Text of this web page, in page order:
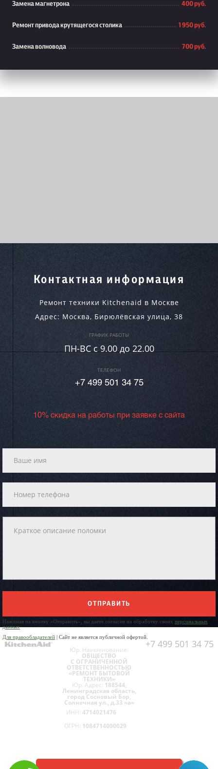
Замена магнетрона 400 руб.
Ремонт привода крутящегося столика 1 950 руб.
Замена волновода 700 руб.
Контактная информация
Ремонт техники Kitchenaid в Москве
Адрес: Москва, Бирюлёвская улица, 38
ГРАФИК РАБОТЫ
ПН-ВC c 9.00 до 22.00
ТЕЛЕФОН
+7 499 501 34 75
10% скидка на работы при заявке с сайта
ОТПРАВИТЬ
Нажимая на кнопку «Отправить», вы даете согласие на обработку своих персональных
данных
Для правообладателей | Сайт не является публичной офертой.
+7 499 501 34 75
Юр. Наименование:
ОБЩЕСТВО
С ОГРАНИЧЕННОЙ
ОТВЕТСТВЕННОСТЬЮ
«РЕМОНТ БЫТОВОЙ
ТЕХНИКИ»
Юр. Адрес: 188544,
Ленинградская область,
город Сосновый Бор,
Солнечная ул., д.33 «а»
ИНН: 4714021476
ОГРН: 1084714000029